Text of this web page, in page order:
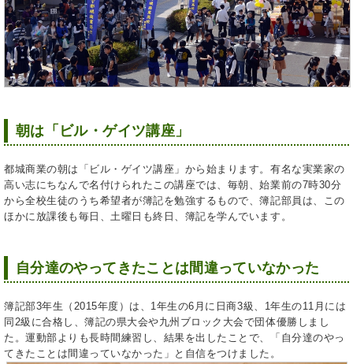
朝は「ビル・ゲイツ講座」
都城商業の朝は「ビル・ゲイツ講座」から始まります。有名な実業家の
高い志にちなんで名付けられたこの講座では、毎朝、始業前の7時30分
から全校生徒のうち希望者が簿記を勉強するもので、簿記部員は、この
ほかに放課後も毎日、土曜日も終日、簿記を学んでいます。
自分達のやってきたことは間違っていなかった
簿記部3年生（2015年度）は、1年生の6月に日商3級、1年生の11月には
同2級に合格し、簿記の県大会や九州ブロック大会で団体優勝しまし
た。運動部よりも長時間練習し、結果を出したことで、「自分達のやっ
てきたことは間違っていなかった」と自信をつけました。